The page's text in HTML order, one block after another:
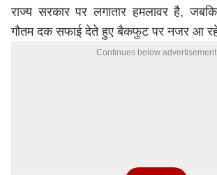
राज्य सरकार पर लगातार हमलावर है,
गौतम दक सफाई देते हुए बैकफुट पर नजर आ
Continues below advertisement